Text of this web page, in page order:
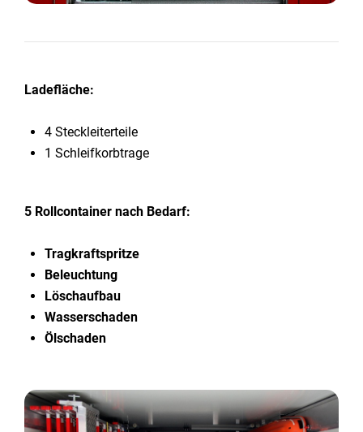
Ladefläche:
4 Steckleiterteile
1 Schleifkorbtrage
5 Rollcontainer nach Bedarf:
Tragkraftspritze
Beleuchtung
Löschaufbau
Wasserschaden
Ölschaden